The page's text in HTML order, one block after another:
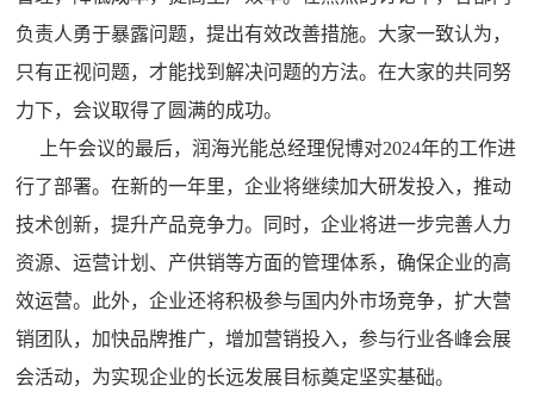
负责人勇于暴露问题，提出有效改善措施。大家一致认为，
只有正视问题，才能找到解决问题的方法。在大家的共同努
力下，会议取得了圆满的成功。
上午会议的最后，润海光能总经理倪博对2024年的工作进
行了部署。在新的一年里，企业将继续加大研发投入，推动
技术创新，提升产品竞争力。同时，企业将进一步完善人力
资源、运营计划、产供销等方面的管理体系，确保企业的高
效运营。此外，企业还将积极参与国内外市场竞争，扩大营
销团队，加快品牌推广，增加营销投入，参与行业各峰会展
会活动，为实现企业的长远发展目标奠定坚实基础。